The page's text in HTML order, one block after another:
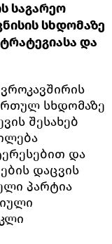
საგარეო
სხდომაზე
და
სხდომაზე
შესახებ
და
დაცვის
პარტია